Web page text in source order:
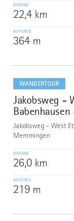
DISTANZ
22,4 km
AUFSTIEG
364 m
WANDERTOUR
8
Jakobsweg -
Jakobsweg - West
Memmingen
DISTANZ
26,0 km
AUFSTIEG
219 m
dazu